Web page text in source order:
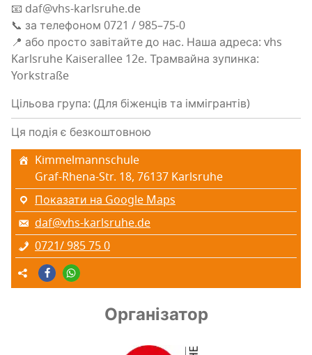
📧 daf@vhs-karlsruhe.de
📞 за теле­фо­ном 0721 / 985–75‑0
📍 або про­сто заві­тай­те до нас. Наша адре­са: vhs
Karlsruhe Kaiserallee 12e. Трам­вай­на зупин­ка:
Yorkstraße
Цільова група: (Для біженців та іммігрантів)
Ця подія є безкоштовною
Kimmelmannschule
Graf-Rhena-Str. 18, 76137 Karlsruhe
Показати на Google Maps
daf@vhs-karlsruhe.de
0721/ 985 75 0
Організатор